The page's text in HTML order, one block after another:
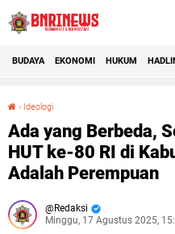
BUDAYA EKONOMI HUKUM
› Ideologi
Ada yang Berbeda,
HUT ke-80 RI di
Adalah Perempuan
Redaksi
Minggu, 17 Agustus 2025,